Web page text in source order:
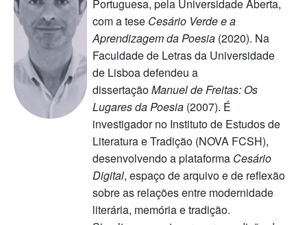
Portuguesa, pela Universidade Aberta,
com a tese Cesário Verde e a
Aprendizagem da Poesia (2020). Na
Faculdade de Letras da Universidade
de Lisboa defendeu a
dissertaçãoManuel de Freitas: Os
Lugares da Poesia (2007). É
investigador no Instituto de Estudos de
Literatura e Tradição (NOVA FCSH),
desenvolvendo a plataforma Cesário
Digital, espaço de arquivo e de reflexão
sobre as relações entre modernidade
literária, memória e tradição.